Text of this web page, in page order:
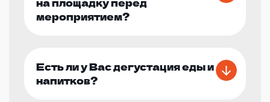
мероприятием?
Есть ли у Вас дегустация еды и
напитков?